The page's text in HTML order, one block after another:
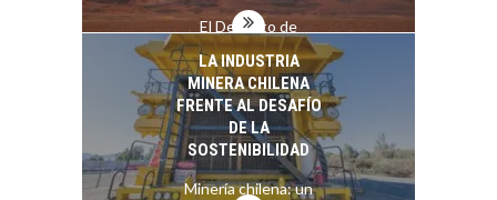
El Desierto de
Atacama: Motor
Estratégico para el
Desarrollo Turístico…
LA INDUSTRIA
MINERA CHILENA
FRENTE AL DESAFÍO
DE LA
SOSTENIBILIDAD
Minería chilena: un